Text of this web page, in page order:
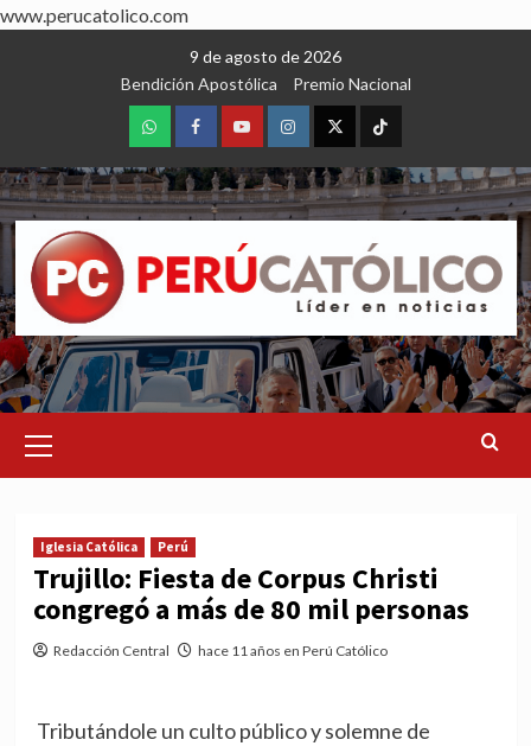
www.perucatolico.com
9 de agosto de 2026
Bendición Apostólica
Premio Nacional
WhatsAppFacebookYoutubeInstagram
X TikTok
Menu
Iglesia Católica Perú
Trujillo: Fiesta de Corpus Christi
congregó a más de 80 mil personas
Redacción Central hace 11 años en Perú Católico
Tributándole un culto público y solemne de